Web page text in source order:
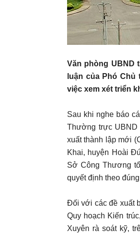
Văn phòng UBND
luận của Phó
việc xem xét triển
Sau khi nghe báo
Thường trực
xuất thành lập mới
Khai, huyện Hoài
Sở Công Thương
quyết định theo
Đối với các đề xuất
Quy hoạch Kiến
Xuyên rà soát kỹ,